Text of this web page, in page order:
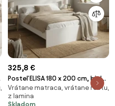
325,8 €
Posteľ ELISA 180 x 200 cm, biela
Rošt: S latkovým roštom,
Matrac: Matrac DELUXE 10 cm
Vrátane matraca, vrátane roštu,
z lamina
Skladom